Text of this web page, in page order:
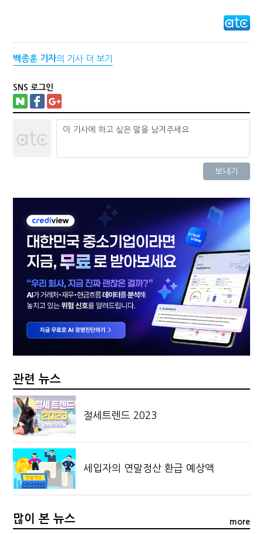
백종훈 기자의 기사 더 보기
SNS 로그인
관련 뉴스
절세트렌드 2023
세입자의 연말정산 환급 예상액
많이 본 뉴스 more